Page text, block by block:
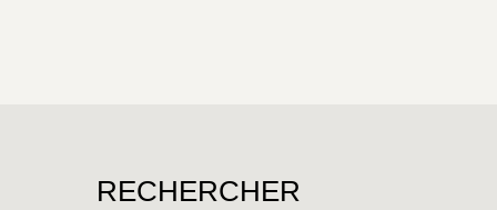
RECHERCHER